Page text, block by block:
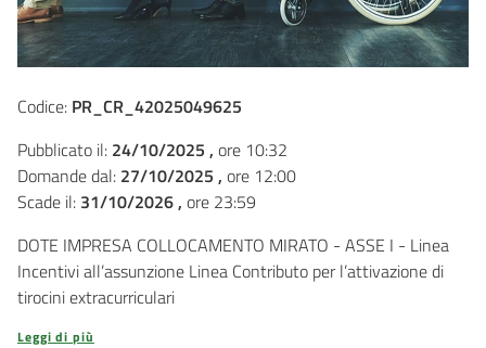
Codice: PR_CR_42025049625
Pubblicato il: 24/10/2025 , ore 10:32
Domande dal: 27/10/2025 , ore 12:00
Scade il: 31/10/2026 , ore 23:59
DOTE IMPRESA COLLOCAMENTO MIRATO - ASSE I - Linea
Incentivi all’assunzione Linea Contributo per l’attivazione di
tirocini extracurriculari
Leggi di più